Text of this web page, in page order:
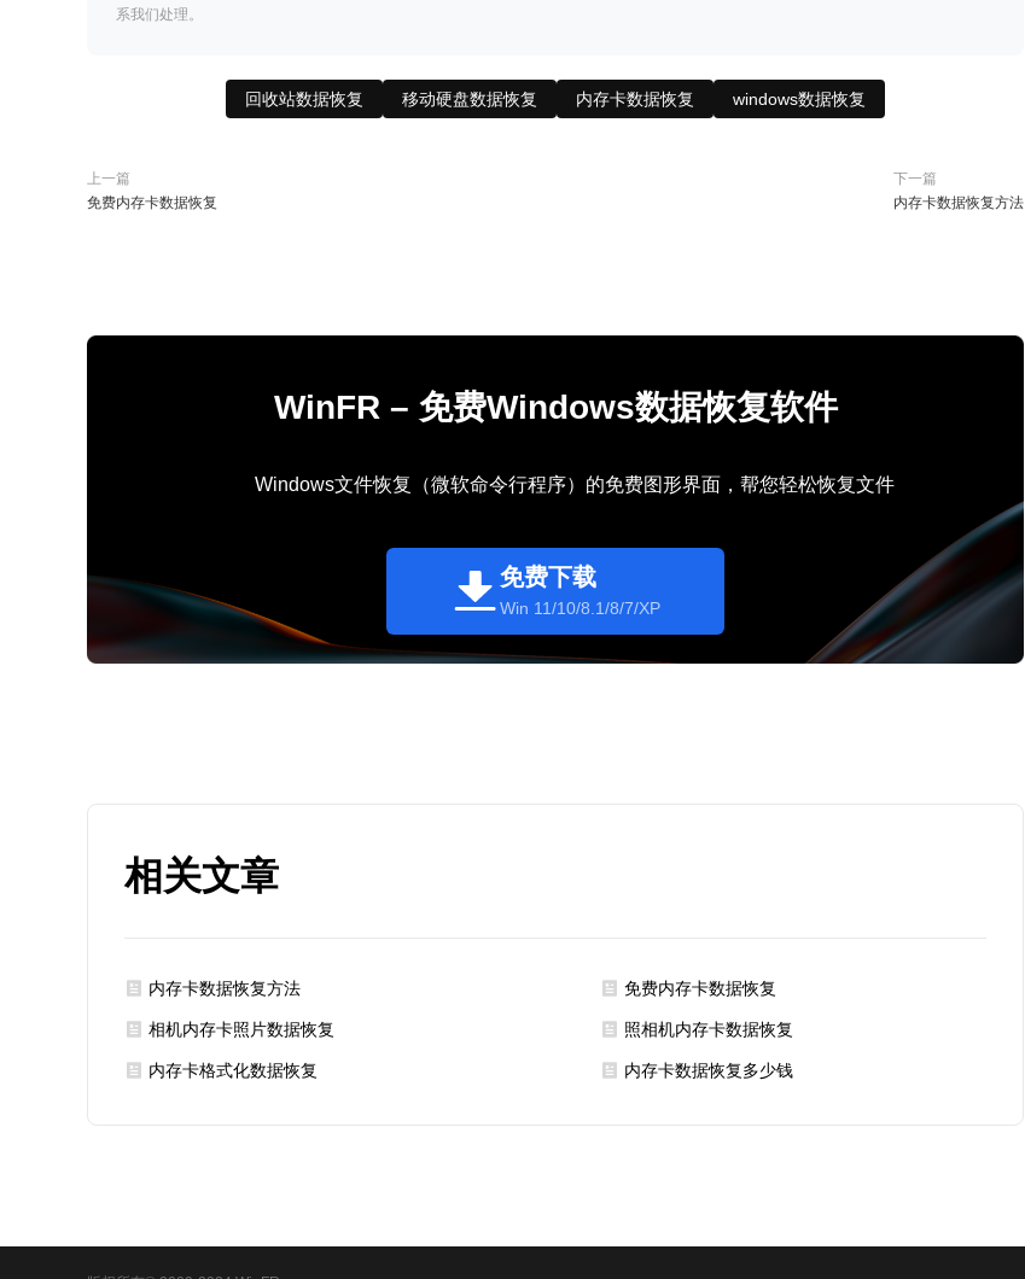
系我们处理。
回收站数据恢复 移动硬盘数据恢复 内存卡数据恢复 windows数据恢复
上一篇
免费内存卡数据恢复
下一篇
内存卡数据恢复方法
WinFR – 免费Windows数据恢复软件
Windows文件恢复（微软命令行程序）的免费图形界面，帮您轻松恢复文件
免费下载
Win 11/10/8.1/8/7/XP
相关文章
内存卡数据恢复方法 免费内存卡数据恢复
相机内存卡照片数据恢复 照相机内存卡数据恢复
内存卡格式化数据恢复 内存卡数据恢复多少钱